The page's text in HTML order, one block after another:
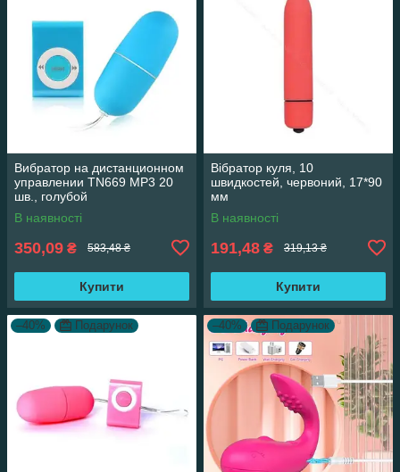
Вибратор на дистанционном
управлении TN669 MP3 20
шв., голубой
В наявності
350,09 ₴ 583,48 ₴
Купити
Вібратор куля, 10
швидкостей, червоний, 17*90
мм
В наявності
191,48 ₴ 319,13 ₴
Купити
–40% Подарунок –40% Подарунок